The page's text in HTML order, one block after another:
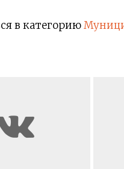
в категорию